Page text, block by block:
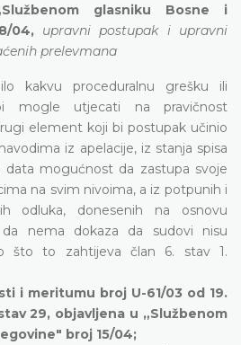
glasniku Bosne i
04, upravni postupak i upravni
prelevmana
kakvu proceduralnu grešku ili
mogle utjecati na pravičnost
element koji bi postupak učinio
iz apelacije, iz stanja spisa
data mogućnost da zastupa svoje
na svim nivoima, a iz potpunih i
odluka, donesenih na osnovu
nema dokaza da sudovi nisu
što to zahtijeva član 6. stav 1.
i meritumu broj U-61/03 od 19.
29, objavljena u „Službenom
broj 15/04;